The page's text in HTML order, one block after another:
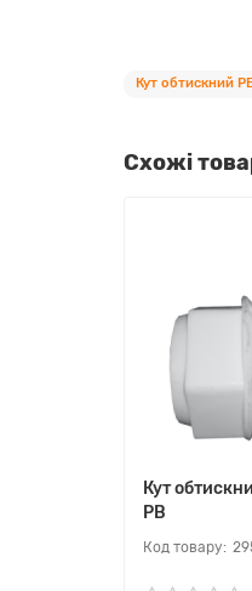
Кут обтискний
Схожі
Кут
РВ